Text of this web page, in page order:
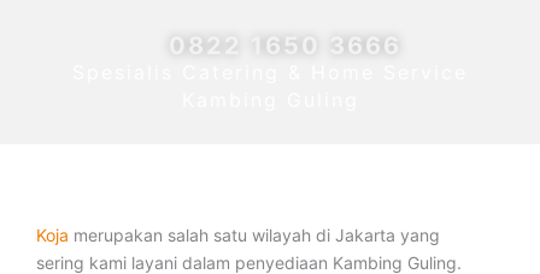
0822 1650 3666
Koja merupakan salah satu wilayah di Jakarta yang
sering kami layani dalam penyediaan Kambing Guling.